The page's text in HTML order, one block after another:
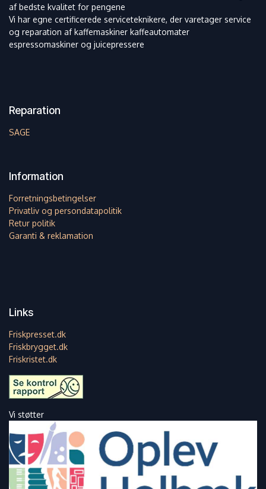
af bedste kvalitet for pengene
Vi har egne certificerede serviceteknikere, der varetager service
og reparation af kaffemaskiner kaffeautomater
espressomaskiner og juicepressere
Reparation
SAGE
Information
Forretningsbetingelser
Privatliv og persondatapolitik
Retur politik
Garanti & reklamation
Links
Friskpresset.dk
Friskbrygget.dk
Friskristet.dk
Vi støtter